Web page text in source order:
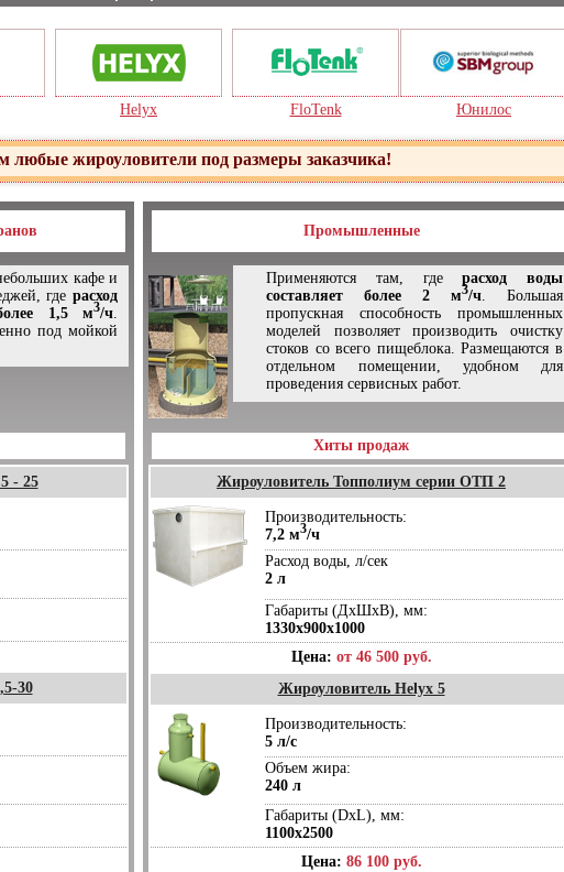
Helyx FloTenk Юнилос
любые жироуловители под размеры заказчика!
Промышленные
кафе и
где расход
1,5 м3/ч.
под мойкой
Применяются там, гдерасход воды
составляет более 2 м3/ч. Большая
пропускная способность промышленных
моделей позволяет производить очистку
стоков со всего пищеблока. Размещаются в
отдельном помещении, удобном для
проведения сервисных работ.
- 25
30
Хиты продаж
Жироуловитель Топполиум серии ОТП 2
Производительность:
7,2 м3/ч
Расход воды, л/сек
2 л
Габариты (ДхШхВ), мм:
1330х900х1000
Цена: от 46 500 руб.
Жироуловитель Helyx 5
Производительность:
5 л/с
Объем жира:
240 л
Габариты (DхL), мм:
1100х2500
Цена: 86 100 руб.